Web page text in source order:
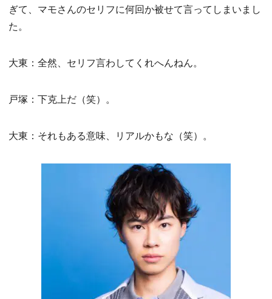
ぎて、マモさんのセリフに何回か被せて言ってしまいまし
た。
大東：全然、セリフ言わしてくれへんねん。
戸塚：下克上だ（笑）。
大東：それもある意味、リアルかもな（笑）。